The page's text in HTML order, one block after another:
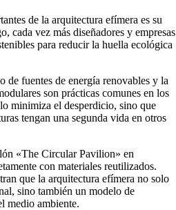
de la arquitectura efímera es su
cada vez más diseñadores y empresas
para reducir la huella ecológica
de fuentes de energía renovables y la
son prácticas comunes en los
minimiza el desperdicio, sino que
tengan una segunda vida en otros
«The Circular Pavilion» en
con materiales reutilizados.
que la arquitectura efímera no solo
sino también un modelo de
medio ambiente.